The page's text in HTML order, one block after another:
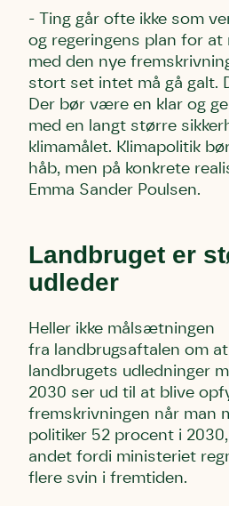
- Ting går ofte ikke som
og regeringens plan for at
med den nye
stort set intet må gå galt.
Der bør være en klar og
med en langt større
klimamålet. Klimapolitik
håb, men på konkrete
Emma Sander Poulsen.
Landbruget er
udleder
Heller ikke målsætningen
fra landbrugsaftalen om
landbrugets udledninger
2030 ser ud til at blive
fremskrivningen når man
politiker 52 procent i
andet fordi ministeriet
flere svin i fremtiden.
Du skriver under på
Linie 1
Test
Hjørring
Linie 2
Skriv under nu
Du skriver under på
Første punkt
Endelig er
hjem for jordhumle,
mest kendte af de
Den store humlebi
Humlebier
og afgrøder i din
Skriv under nu
Du skriver under på
Storken tilbage til
Skriv under nu